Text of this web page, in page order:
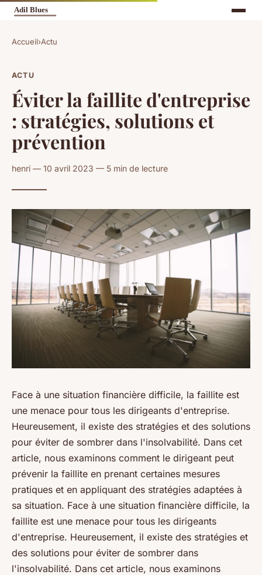
Accueil›Actu
ACTU
Éviter la faillite d'entreprise
: stratégies, solutions et
prévention
henri — 10 avril 2023 — 5 min de lecture
Face à une situation financière difficile, la faillite est
une menace pour tous les dirigeants d'entreprise.
Heureusement, il existe des stratégies et des solutions
pour éviter de sombrer dans l'insolvabilité. Dans cet
article, nous examinons comment le dirigeant peut
prévenir la faillite en prenant certaines mesures
pratiques et en appliquant des stratégies adaptées à
sa situation. Face à une situation financière difficile, la
faillite est une menace pour tous les dirigeants
d'entreprise. Heureusement, il existe des stratégies et
des solutions pour éviter de sombrer dans
l'insolvabilité. Dans cet article, nous examinons